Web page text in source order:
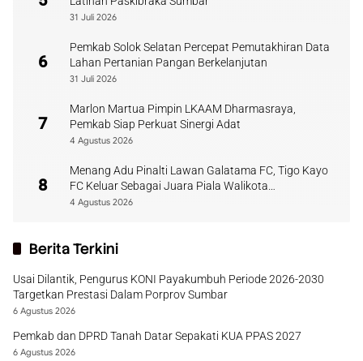
31 Juli 2026
6
Pemkab Solok Selatan Percepat Pemutakhiran Data
Lahan Pertanian Pangan Berkelanjutan
31 Juli 2026
7
Marlon Martua Pimpin LKAAM Dharmasraya,
Pemkab Siap Perkuat Sinergi Adat
4 Agustus 2026
8
Menang Adu Pinalti Lawan Galatama FC, Tigo Kayo
FC Keluar Sebagai Juara Piala Walikota
Payakumbuh
4 Agustus 2026
Berita Terkini
Usai Dilantik, Pengurus KONI Payakumbuh Periode 2026-2030
Targetkan Prestasi Dalam Porprov Sumbar
6 Agustus 2026
Pemkab dan DPRD Tanah Datar Sepakati KUA PPAS 2027
6 Agustus 2026